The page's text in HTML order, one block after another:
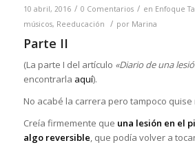
10 abril, 2016 / 0 Comentarios / en Enfoque
músicos, Reeducación / por Marina
Parte II
(La parte I del artículo «Diario de una
encontrarla aquí).
No acabé la carrera pero tampoco quise
Creía firmemente que una lesión en el
algo reversible, que podía volver a